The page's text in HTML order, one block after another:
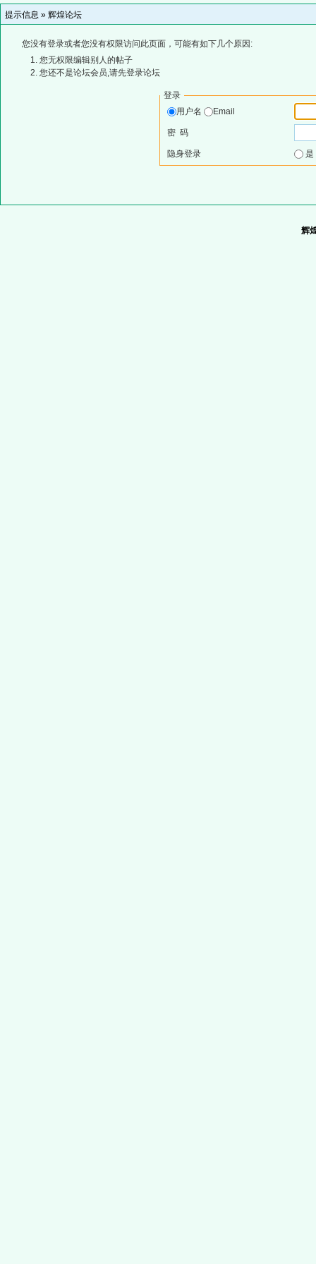
提示信息 » 辉煌论坛
您没有登录或者您没有权限访问此页面，可能有如下几个原因:
您无权限编辑别人的帖子
您还不是论坛会员,请先登录论坛
登录
用户名
Email
密 码
隐身登录
辉